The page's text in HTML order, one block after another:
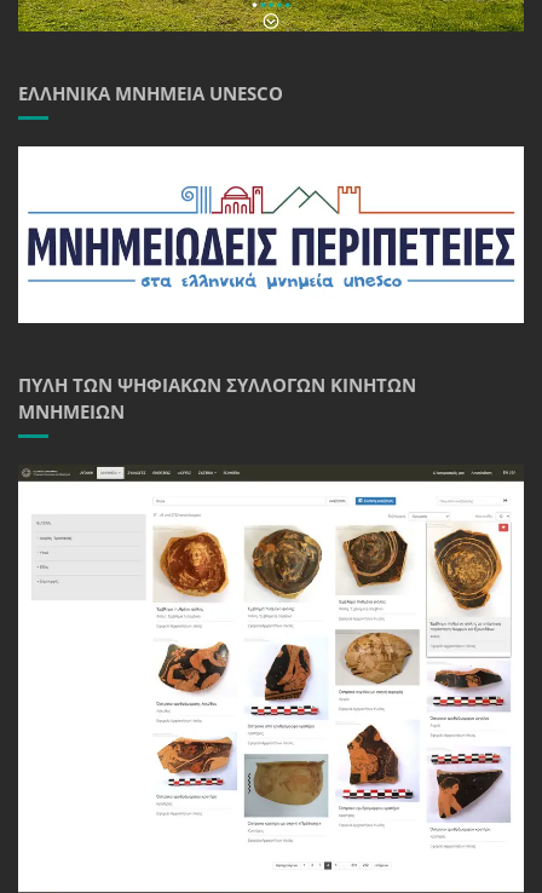
ΕΛΛΗΝΙΚΆ ΜΝΗΜΕΊΑ UNESCO
ΠΎΛΗ ΤΩΝ ΨΗΦΙΑΚΏΝ ΣΥΛΛΟΓΏΝ ΚΙΝΗΤΏΝ
ΜΝΗΜΕΊΩΝ